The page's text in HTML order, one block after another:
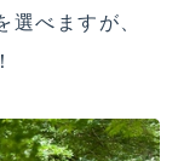
べますが、